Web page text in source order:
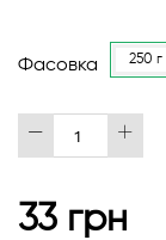
Фасовка 250 г
33 грн